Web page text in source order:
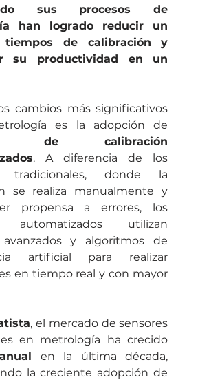
sus procesos de
han logrado reducir un
tiempos de calibración y
su productividad en un
cambios más significativos
de calibración
. A diferencia de los
tradicionales, donde la
se realiza manualmente y
propensa a errores, los
automatizados utilizan
avanzados y algoritmos de
artificial para realizar
en tiempo real y con mayor
, el mercado de sensores
en metrología ha crecido
en la última década,
la creciente adopción de